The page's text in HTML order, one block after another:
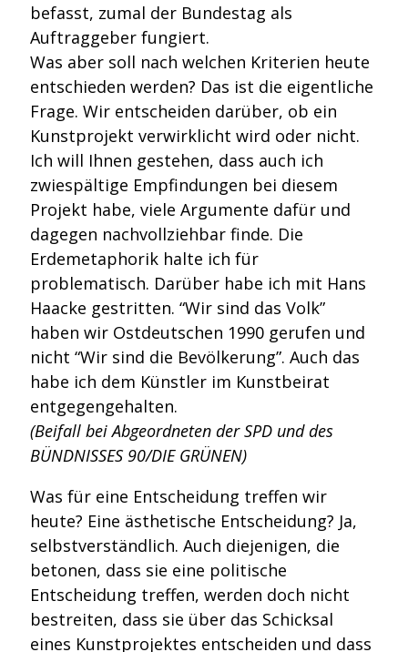
befasst, zumal der Bundestag als
Auftraggeber fungiert.
Was aber soll nach welchen Kriterien heute
entschieden werden? Das ist die eigentliche
Frage. Wir entscheiden darüber, ob ein
Kunstprojekt verwirklicht wird oder nicht.
Ich will Ihnen gestehen, dass auch ich
zwiespältige Empfindungen bei diesem
Projekt habe, viele Argumente dafür und
dagegen nachvollziehbar finde. Die
Erdemetaphorik halte ich für
problematisch. Darüber habe ich mit Hans
Haacke gestritten. “Wir sind das Volk”
haben wir Ostdeutschen 1990 gerufen und
nicht “Wir sind die Bevölkerung”. Auch das
habe ich dem Künstler im Kunstbeirat
entgegengehalten.
(Beifall bei Abgeordneten der SPD und des
BÜNDNISSES 90/DIE GRÜNEN)
Was für eine Entscheidung treffen wir
heute? Eine ästhetische Entscheidung? Ja,
selbstverständlich. Auch diejenigen, die
betonen, dass sie eine politische
Entscheidung treffen, werden doch nicht
bestreiten, dass sie über das Schicksal
eines Kunstprojektes entscheiden und dass